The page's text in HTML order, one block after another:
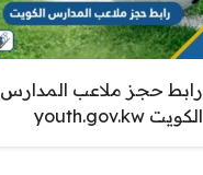
رابط حجز ملاعب المدارس
الكويت youth.gov.kw